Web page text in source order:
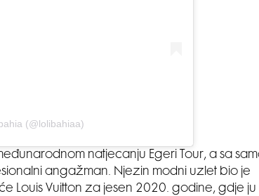
(@lolibahiaa)
natjecanju Egeri Tour, a sa
angažman. Njezin modni uzlet bio je
Louis Vuitton za jesen 2020. godine, gdje ju